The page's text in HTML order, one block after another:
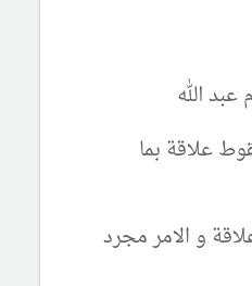
الله
علاقة بما
و الامر مجرد